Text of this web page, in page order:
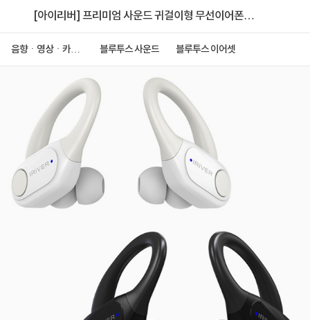
[아이리버] 프리미엄 사운드 귀걸이형 무선이어폰
음향ㆍ영상ㆍ카메
블루투스 사운드 블루투스 이어셋